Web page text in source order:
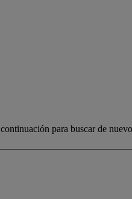
para buscar de